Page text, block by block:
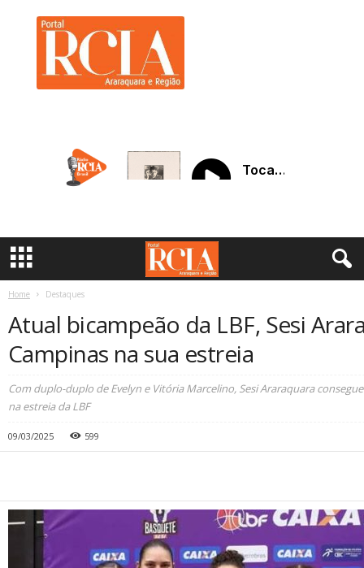
a
Home Destaques
Atual bicampeão da LBF, Sesi
Campinas na sua estreia
Com duplo-duplo de Evelyn e Vitória Marcelino, Sesi Araraquara
na estreia da LBF
09/03/2025 599